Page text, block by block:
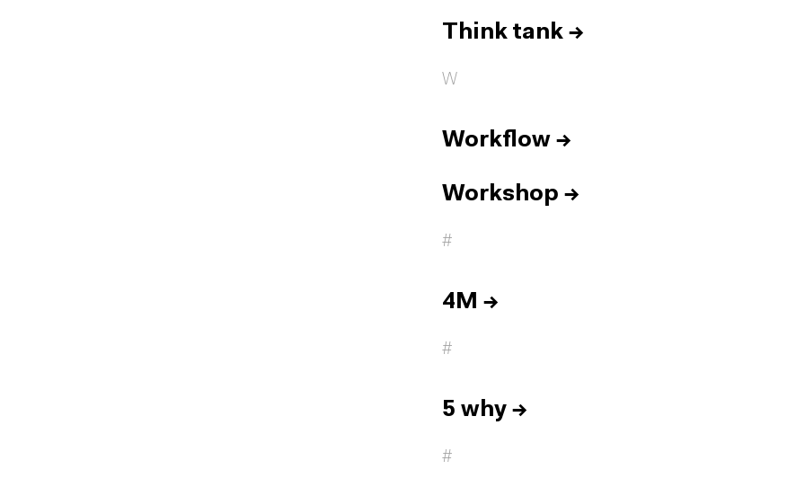
Think tank →
W
Workflow →
Workshop →
#
4M →
#
5 why →
#